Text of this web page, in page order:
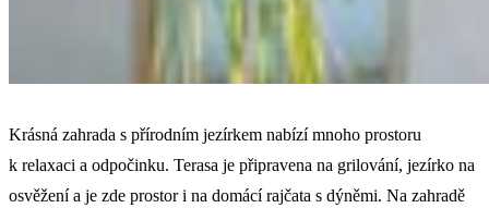
Krásná zahrada s přírodním jezírkem nabízí mnoho prostoru
k relaxaci a odpočinku. Terasa je připravena na grilování, jezírko na
osvěžení a je zde prostor i na domácí rajčata s dýněmi. Na zahradě